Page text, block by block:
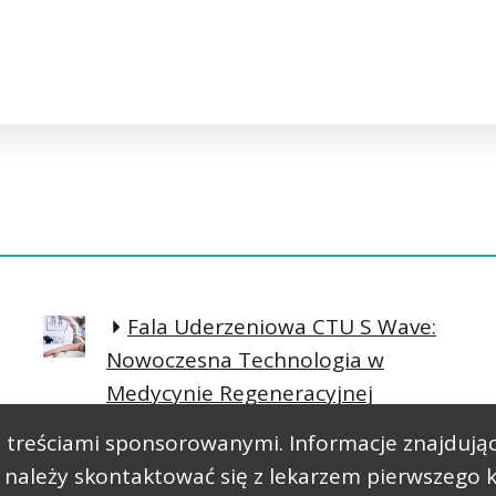
treściami sponsorowanymi. Informacje
skontaktować się z lekarzem
Fala Uderzeniowa CTU S Wave:
Nowoczesna Technologia w
Medycynie Regeneracyjnej
samopoczucie